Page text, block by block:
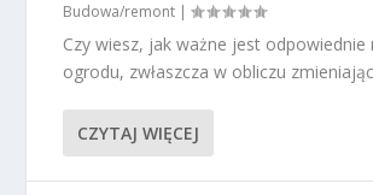
Budowa/remont |
Czy wiesz, jak ważne jest odpowiednie
ogrodu, zwłaszcza w obliczu
CZYTAJ WIĘCEJ